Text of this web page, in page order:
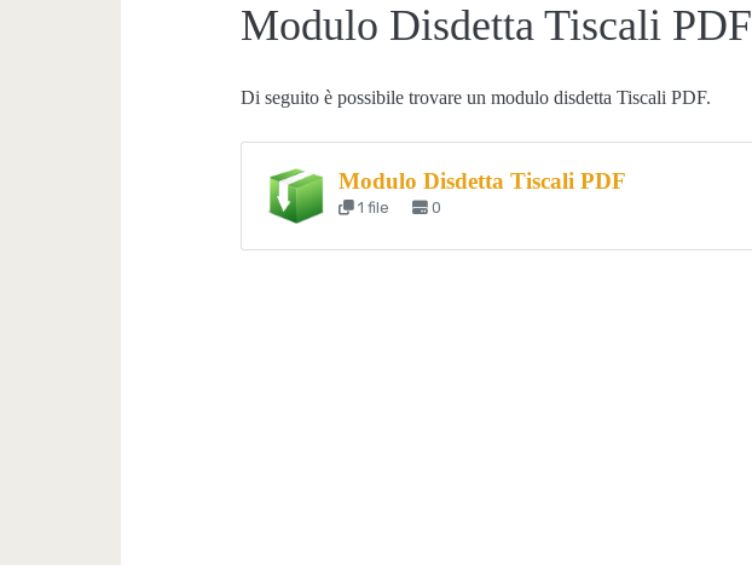
Modulo Disdetta Tiscali PDF
Di seguito è possibile trovare un modulo disdetta Tiscali PDF.
Modulo Disdetta Tiscali PDF
1 file 0